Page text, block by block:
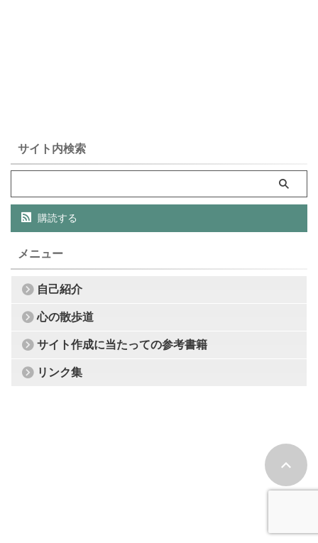
サイト内検索
購読する
メニュー
自己紹介
心の散歩道
サイト作成に当たっての参考書籍
リンク集